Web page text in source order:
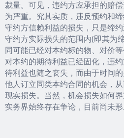
裁量。可见，违约方应承担的赔
为严重。究其实质，违反预约和
守约方信赖利益的损失，只是缔
守约方实际损失的范围内(即其为
同可能已经对本约标的物、对价
对本约的期待利益已经固化，违
待利益也随之丧失，而由于时间
他人订立同类本约合同的机会，
现实损失。当然，机会损失如何
实务界始终存在争论，目前尚未形